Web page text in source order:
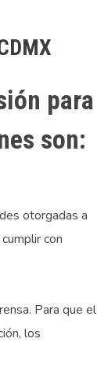
para
son:
otorgadas a
con
Para que el
los